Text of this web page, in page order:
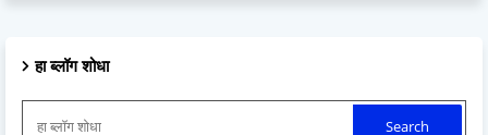
हा ब्लॉग शोधा